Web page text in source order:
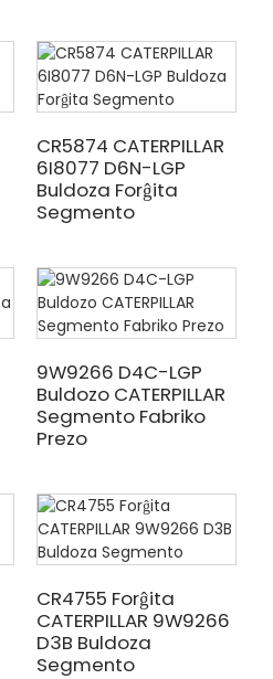
CR5874 CATERPILLAR
6I8077 D6N-LGP
Buldoza Forĝita
Segmento
9W9266 D4C-LGP
Buldozo CATERPILLAR
Segmento Fabriko
Prezo
CR4755 Forĝita
CATERPILLAR 9W9266
D3B Buldoza
Segmento